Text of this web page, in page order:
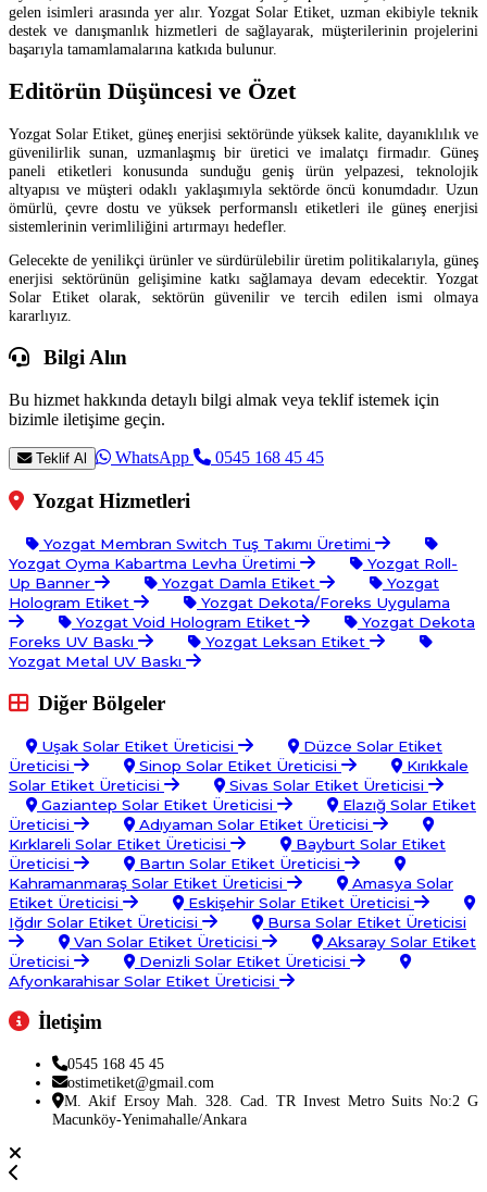
gelen isimleri arasında yer alır. Yozgat Solar Etiket, uzman ekibiyle teknik
destek ve danışmanlık hizmetleri de sağlayarak, müşterilerinin projelerini
başarıyla tamamlamalarına katkıda bulunur.
Editörün Düşüncesi ve Özet
Yozgat Solar Etiket, güneş enerjisi sektöründe yüksek kalite, dayanıklılık ve
güvenilirlik sunan, uzmanlaşmış bir üretici ve imalatçı firmadır. Güneş
paneli etiketleri konusunda sunduğu geniş ürün yelpazesi, teknolojik
altyapısı ve müşteri odaklı yaklaşımıyla sektörde öncü konumdadır. Uzun
ömürlü, çevre dostu ve yüksek performanslı etiketleri ile güneş enerjisi
sistemlerinin verimliliğini artırmayı hedefler.
Gelecekte de yenilikçi ürünler ve sürdürülebilir üretim politikalarıyla, güneş
enerjisi sektörünün gelişimine katkı sağlamaya devam edecektir. Yozgat
Solar Etiket olarak, sektörün güvenilir ve tercih edilen ismi olmaya
kararlıyız.
Bilgi Alın
Bu hizmet hakkında detaylı bilgi almak veya teklif istemek için
bizimle iletişime geçin.
Teklif Al WhatsApp 0545 168 45 45
Yozgat Hizmetleri
Yozgat Membran Switch Tuş Takımı Üretimi
Yozgat Oyma Kabartma Levha Üretimi
Yozgat Roll-
Up Banner
Yozgat Damla Etiket
Yozgat
Hologram Etiket
Yozgat Dekota/Foreks Uygulama
Yozgat Void Hologram Etiket
Yozgat Dekota
Foreks UV Baskı
Yozgat Leksan Etiket
Yozgat Metal UV Baskı
Diğer Bölgeler
Uşak Solar Etiket Üreticisi
Düzce Solar Etiket
Üreticisi
Sinop Solar Etiket Üreticisi
Kırıkkale
Solar Etiket Üreticisi
Sivas Solar Etiket Üreticisi
Gaziantep Solar Etiket Üreticisi
Elazığ Solar Etiket
Üreticisi
Adıyaman Solar Etiket Üreticisi
Kırklareli Solar Etiket Üreticisi
Bayburt Solar Etiket
Üreticisi
Bartın Solar Etiket Üreticisi
Kahramanmaraş Solar Etiket Üreticisi
Amasya Solar
Etiket Üreticisi
Eskişehir Solar Etiket Üreticisi
Iğdır Solar Etiket Üreticisi
Bursa Solar Etiket Üreticisi
Van Solar Etiket Üreticisi
Aksaray Solar Etiket
Üreticisi
Denizli Solar Etiket Üreticisi
Afyonkarahisar Solar Etiket Üreticisi
İletişim
0545 168 45 45
ostimetiket@gmail.com
M. Akif Ersoy Mah. 328. Cad. TR Invest Metro Suits No:2 G
Macunköy-Yenimahalle/Ankara